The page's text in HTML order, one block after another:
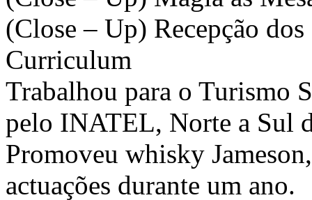
(Close – Up) Recepção
Curriculum
Trabalhou para o Turismo
pelo INATEL, Norte a Sul
Promoveu whisky
actuações durante um ano.